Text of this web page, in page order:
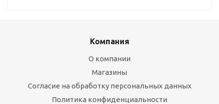
Компания
О компании
Магазины
Согласие на обработку персональных данных
Политика конфиденциальности